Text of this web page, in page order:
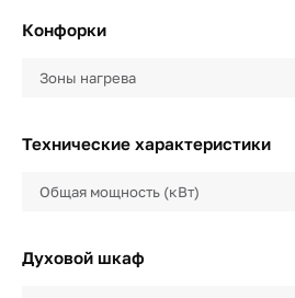
Конфорки
Зоны нагрева
Технические характеристики
Общая мощность (кВт)
Духовой шкаф